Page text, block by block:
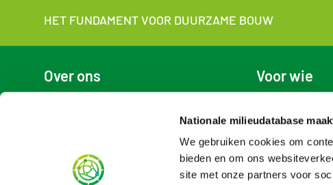
Nationale milieudatabase
We gebruiken cookies om
bieden en om ons
site met onze partners voor
HET FUNDAMENT VOOR DUURZAME BOUW
Over ons
Over de NMD
Vacatures
Voor wie
Voor producenten
Voor LCA-
English version